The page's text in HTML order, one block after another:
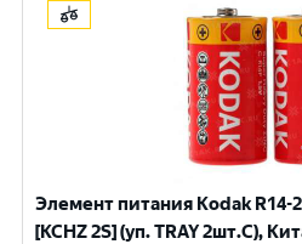
Элемент питания Kodak R14-
[KCHZ 2S] (уп. TRAY 2шт.C),